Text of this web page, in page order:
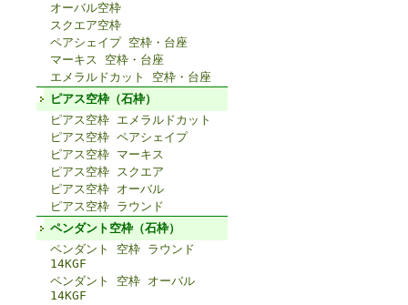
オーバル空枠
スクエア空枠
ペアシェイプ 空枠・台座
マーキス 空枠・台座
エメラルドカット 空枠・台座
ピアス空枠（石枠）
ピアス空枠 エメラルドカット
ピアス空枠 ペアシェイプ
ピアス空枠 マーキス
ピアス空枠 スクエア
ピアス空枠 オーバル
ピアス空枠 ラウンド
ペンダント空枠（石枠）
ペンダント 空枠 ラウンド
14KGF
ペンダント 空枠 オーバル
14KGF